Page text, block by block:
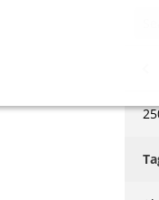
Über die TU